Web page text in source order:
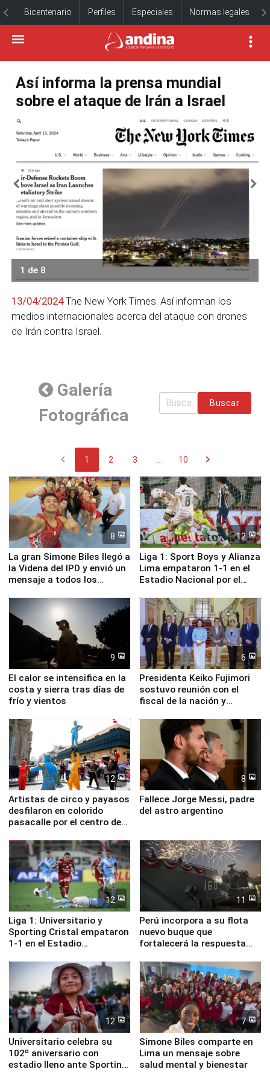
Bicentenario Perfiles Especiales Normas legales
Así informa la prensa mundial
sobre el ataque de Irán a Israel
1 de 8
13/04/2024The New York Times. Así informan los
medios internacionales acerca del ataque con drones
de Irán contra Israel.
Galería
Fotográfica
Buscar
chevron_left 1 2 3 10 chevron_right
8
La gran Simone Biles llegó a
la Videna del IPD y envió un
mensaje a todos los
12
Liga 1: Sport Boys y Alianza
Lima empataron 1-1 en el
Estadio Nacional por el
9
El calor se intensifica en la
costa y sierra tras días de
frío y vientos
6
Presidenta Keiko Fujimori
sostuvo reunión con el
fiscal de la nación y
12
Artistas de circo y payasos
desfilaron en colorido
pasacalle por el centro de
8
Fallece Jorge Messi, padre
del astro argentino
12
Liga 1: Universitario y
Sporting Cristal empataron
1-1 en el Estadio
11
Perú incorpora a su flota
nuevo buque que
fortalecerá la respuesta
12
Universitario celebra su
102º aniversario con
estadio lleno ante Sporting
7
Simone Biles comparte en
Lima un mensaje sobre
salud mental y bienestar